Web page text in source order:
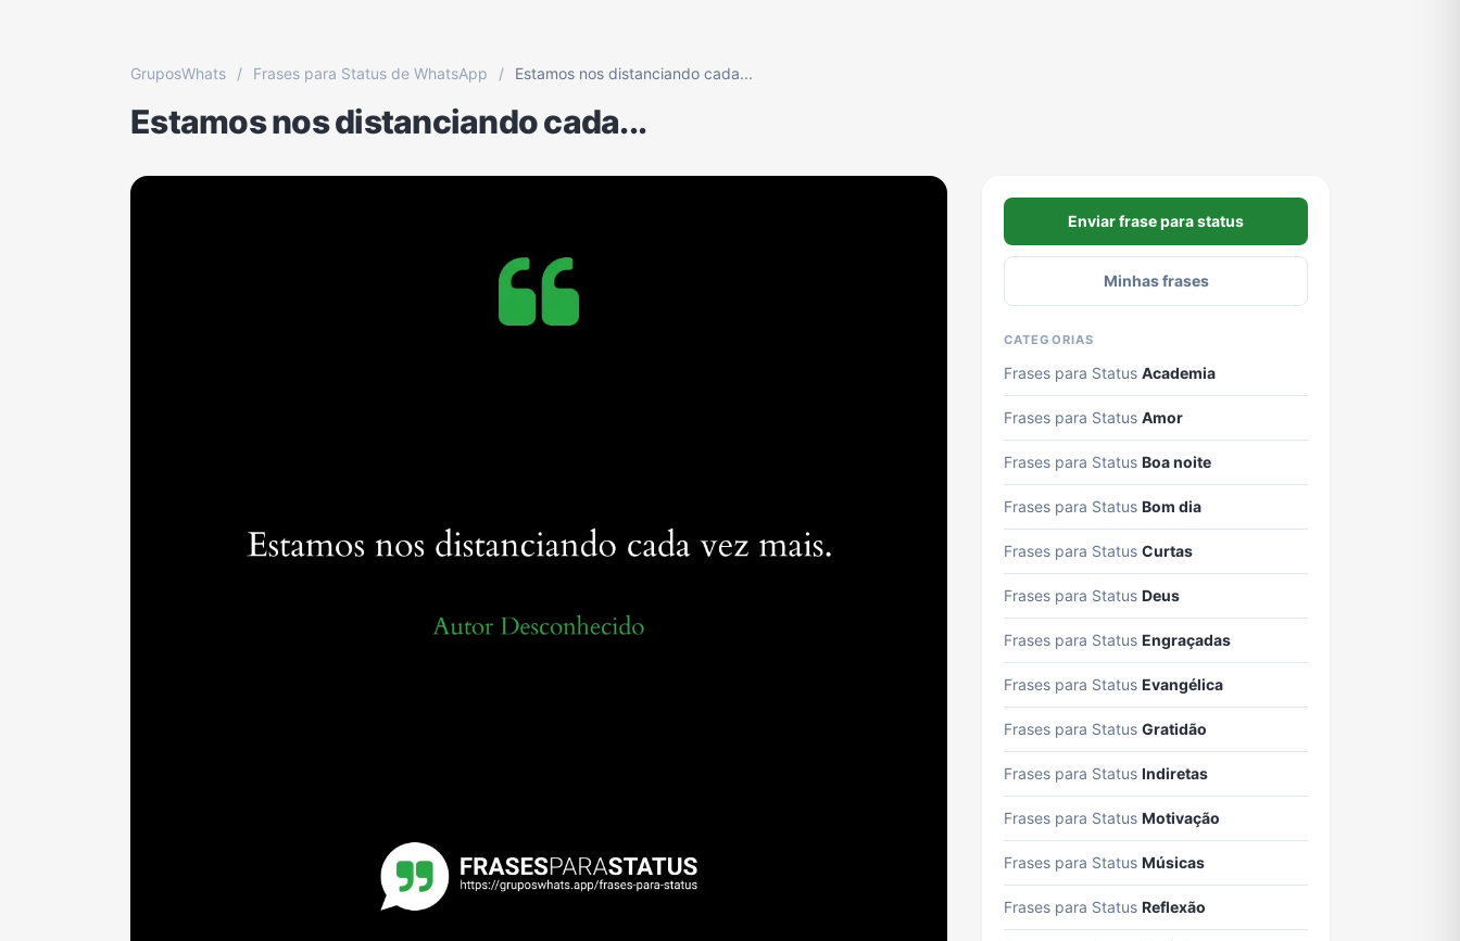
GruposWhats / Frases para Status de WhatsApp / Estamos nos distanciando cada...
Estamos nos distanciando cada...
Enviar frase para status
Minhas frases
CATEGORIAS
Frases para Status Academia
Frases para Status Amor
Frases para Status Boa noite
Frases para Status Bom dia
Frases para Status Curtas
Frases para Status Deus
Frases para Status Engraçadas
Frases para Status Evangélica
Frases para Status Gratidão
Frases para Status Indiretas
Frases para Status Motivação
Frases para Status Músicas
Frases para Status Reflexão